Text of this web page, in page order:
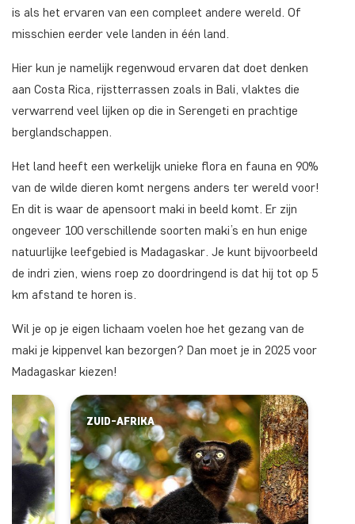
is als het ervaren van een compleet andere wereld. Of
misschien eerder vele landen in één land.
Hier kun je namelijk regenwoud ervaren dat doet denken
aan Costa Rica, rijstterrassen zoals in Bali, vlaktes die
verwarrend veel lijken op die in Serengeti en prachtige
berglandschappen.
Het land heeft een werkelijk unieke flora en fauna en 90%
van de wilde dieren komt nergens anders ter wereld voor!
En dit is waar de apensoort maki in beeld komt. Er zijn
ongeveer 100 verschillende soorten maki’s en hun enige
natuurlijke leefgebied is Madagaskar. Je kunt bijvoorbeeld
de indri zien, wiens roep zo doordringend is dat hij tot op 5
km afstand te horen is.
Wil je op je eigen lichaam voelen hoe het gezang van de
maki je kippenvel kan bezorgen? Dan moet je in 2025 voor
Madagaskar kiezen!
ZUID-AFRIKA